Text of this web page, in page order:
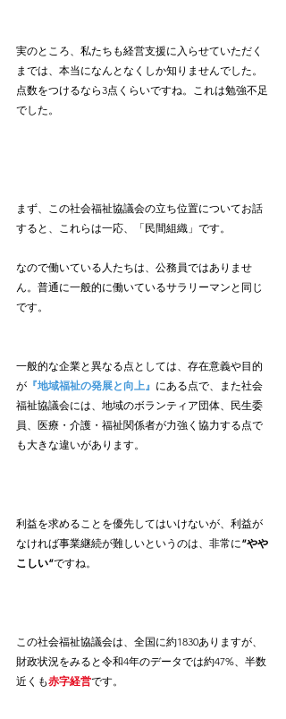
実のところ、私たちも経営支援に入らせていただく
までは、本当になんとなくしか知りませんでした。
点数をつけるなら3点くらいですね。これは勉強不足
でした。
まず、この社会福祉協議会の立ち位置についてお話
すると、これらは一応、「民間組織」です。
なので働いている人たちは、公務員ではありませ
ん。普通に一般的に働いているサラリーマンと同じ
です。
一般的な企業と異なる点としては、存在意義や目的
が 『地域福祉の発展と向上』 にある点で、また社会
福祉協議会には、地域のボランティア団体、民生委
員、医療・介護・福祉関係者が力強く協力する点で
も大きな違いがあります。
利益を求めることを優先してはいけないが、利益が
なければ事業継続が難しいというのは、非常に”やや
こしい”ですね。
この社会福祉協議会は、全国に約1830ありますが、
財政状況をみると令和4年のデータでは約47%、半数
近くも赤字経営です。